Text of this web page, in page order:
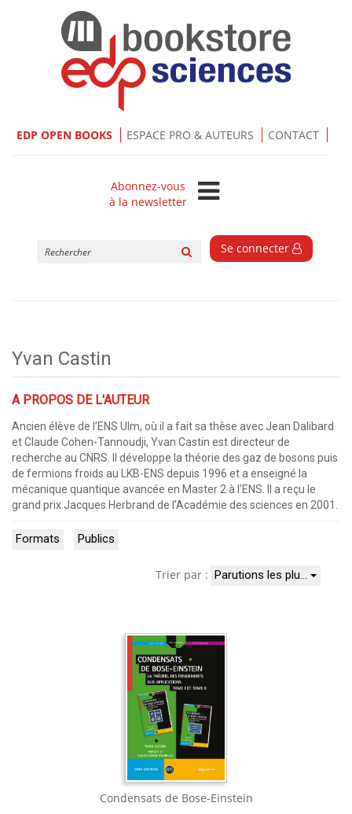
EDP OPEN BOOKS ESPACE PRO & AUTEURS CONTACT
Abonnez-vous
à la newsletter
Se connecter
Yvan Castin
A PROPOS DE L'AUTEUR
Ancien élève de l’ENS Ulm, où il a fait sa thèse avec Jean Dalibard
et Claude Cohen-Tannoudji, Yvan Castin est directeur de
recherche au CNRS. Il développe la théorie des gaz de bosons puis
de fermions froids au LKB-ENS depuis 1996 et a enseigné la
mécanique quantique avancée en Master 2 à l’ENS. Il a reçu le
grand prix Jacques Herbrand de l’Académie des sciences en 2001.
Formats Publics
Trier par : Parutions les plu…
Condensats de Bose-Einstein